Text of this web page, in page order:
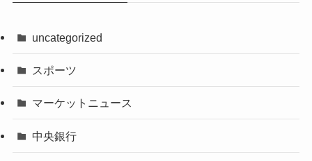
uncategorized
スポーツ
マーケットニュース
中央銀行